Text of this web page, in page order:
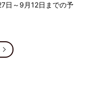
日～9月12日までの予